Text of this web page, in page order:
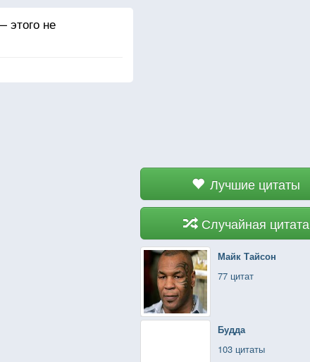
Лучшие цитаты
Случайная цитата
Майк Тайсон
77 цитат
Будда
103 цитаты
этого не